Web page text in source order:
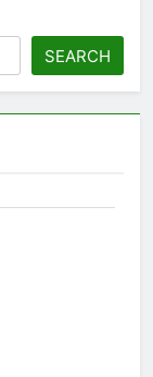
SEARCH